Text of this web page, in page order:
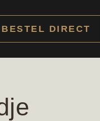
BESTEL DIRECT